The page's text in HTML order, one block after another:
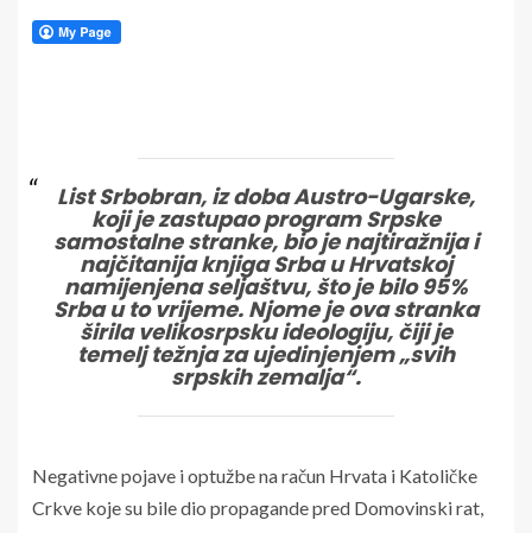
List Srbobran, iz doba Austro-Ugarske,
koji je zastupao program Srpske
samostalne stranke, bio je najtiražnija i
najčitanija knjiga Srba u Hrvatskoj
namijenjena seljaštvu, što je bilo 95%
Srba u to vrijeme. Njome je ova stranka
širila velikosrpsku ideologiju, čiji je
temelj težnja za ujedinjenjem „svih
srpskih zemalja“.
Negativne pojave i optužbe na račun Hrvata i Katoličke
Crkve koje su bile dio propagande pred Domovinski rat,